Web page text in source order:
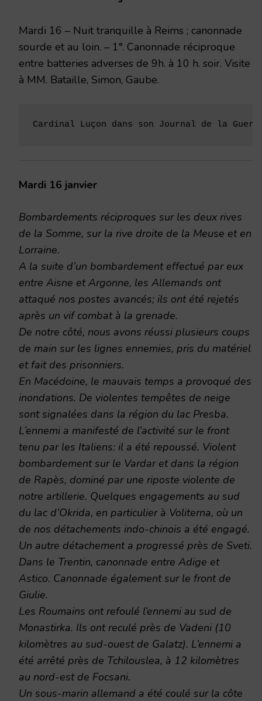
Mardi 16 – Nuit tranquille à Reims ; canonnade
sourde et au loin. – 1°. Canonnade réciproque
entre batteries adverses de 9h. à 10 h. soir. Visite
à MM. Bataille, Simon, Gaube.
Cardinal Luçon dans son Journal de la
Mardi 16 janvier
Bombardements réciproques sur les deux rives
de la Somme, sur la rive droite de la Meuse et en
Lorraine.
A la suite d’un bombardement effectué par eux
entre Aisne et Argonne, les Allemands ont
attaqué nos postes avancés; ils ont été rejetés
après un vif combat à la grenade.
De notre côté, nous avons réussi plusieurs coups
de main sur les lignes ennemies, pris du matériel
et fait des prisonniers.
En Macédoine, le mauvais temps a provoqué des
inondations. De violentes tempêtes de neige
sont signalées dans la région du lac Presba.
L’ennemi a manifesté de l’activité sur le front
tenu par les Italiens: il a été repoussé. Violent
bombardement sur le Vardar et dans la région
de Rapès, dominé par une riposte violente de
notre artillerie. Quelques engagements au sud
du lac d’Okrida, en particulier à Voliterna, où un
de nos détachements indo-chinois a été engagé.
Un autre détachement a progressé près de Sveti.
Dans le Trentin, canonnade entre Adige et
Astico. Canonnade également sur le front de
Giulie.
Les Roumains ont refoulé l’ennemi au sud de
Monastirka. Ils ont reculé près de Vadeni (10
kilomètres au sud-ouest de Galatz). L’ennemi a
été arrêté près de Tchilouslea, à 12 kilomètres
au nord-est de Focsani.
Un sous-marin allemand a été coulé sur la côte